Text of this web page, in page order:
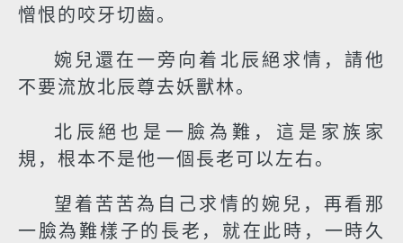
憎恨的咬牙切齒。
婉兒還在一旁向着北辰絕求情，請他
不要流放北辰尊去妖獸林。
北辰絕也是一臉為難，這是家族家
規，根本不是他一個長老可以左右。
望着苦苦為自己求情的婉兒，再看那
一臉為難樣子的長老，就在此時，一時久